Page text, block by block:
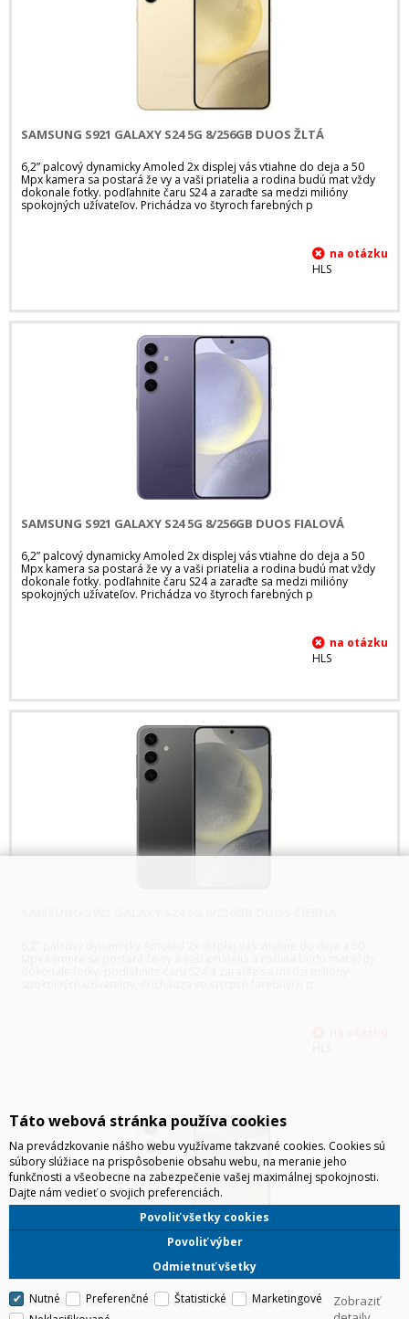
SAMSUNG S921 GALAXY S24 5G 8/256GB DUOS ŽLTÁ
6,2” palcový dynamicky Amoled 2x displej vás vtiahne do deja a 50
Mpx kamera sa postará že vy a vaši priatelia a rodina budú mat vždy
dokonale fotky. podľahnite čaru S24 a zaraďte sa medzi milióny
spokojných užívateľov. Prichádza vo štyroch farebných p
HLS
SAMSUNG S921 GALAXY S24 5G 8/256GB DUOS FIALOVÁ
6,2” palcový dynamicky Amoled 2x displej vás vtiahne do deja a 50
Mpx kamera sa postará že vy a vaši priatelia a rodina budú mat vždy
dokonale fotky. podľahnite čaru S24 a zaraďte sa medzi milióny
spokojných užívateľov. Prichádza vo štyroch farebných p
HLS
SAMSUNG S921 GALAXY S24 5G 8/256GB DUOS ŠEDÁ
Táto webová stránka používa cookies
Na prevádzkovanie nášho webu využívame takzvané cookies. Cookies sú
súbory slúžiace na prispôsobenie obsahu webu, na meranie jeho
funkčnosti a všeobecne na zabezpečenie vašej maximálnej spokojnosti.
Dajte nám vedieť o svojich preferenciách.
Odmietnuť všetky
Povoliť výber
Povoliť všetky cookies
Nutné Preferenčné Štatistické
Marketingové
Zobraziť